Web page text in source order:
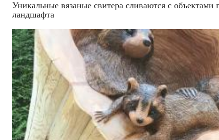
Уникальные вязаные свитера сливаются с объектами
ландшафта